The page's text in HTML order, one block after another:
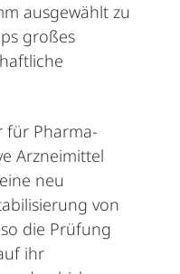
ausgewählt zu
großes
für Pharma-
Arzneimittel
neu
von
die Prüfung
ihr